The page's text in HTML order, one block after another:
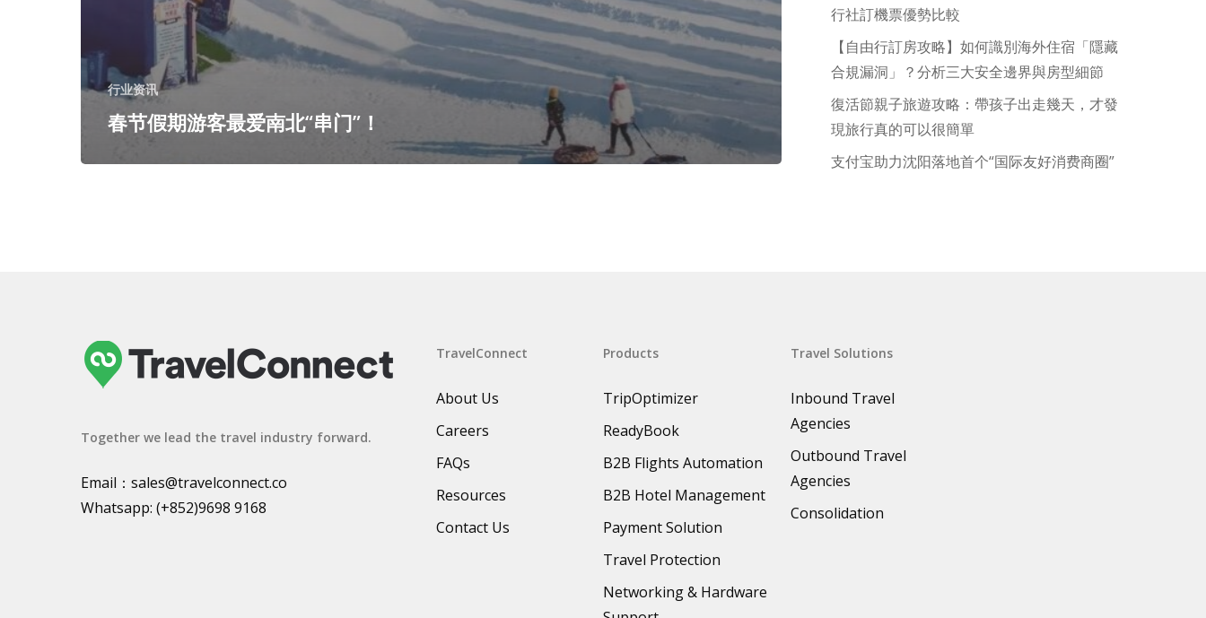
行业资讯
春节假期游客最爱南北“串门”！
行社訂機票優勢比較
【自由行訂房攻略】如何識別海外住宿「隱藏
合規漏洞」？分析三大安全邊界與房型細節
復活節親子旅遊攻略：帶孩子出走幾天，才發
現旅行真的可以很簡單
支付宝助力沈阳落地首个“国际友好消费商圈”
Together we lead the travel industry forward.
Email： sales@travelconnect.co
Whatsapp: (+852)9698 9168
TravelConnect
About Us
Careers
FAQs
Resources
Contact Us
Products
TripOptimizer
ReadyBook
B2B Flights Automation
B2B Hotel Management
Payment Solution
Travel Protection
Networking & Hardware
Travel Solutions
Inbound Travel
Agencies
Outbound Travel
Agencies
Consolidation